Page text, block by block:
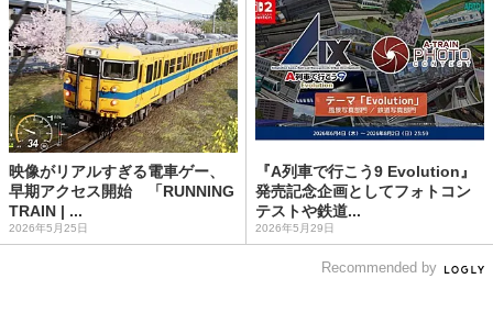
映像がリアルすぎる電車ゲー、
早期アクセス開始 「RUNNING
TRAIN | ...
2026年5月25日
『A列車で行こう9 Evolution』
発売記念企画としてフォトコン
テストや鉄道...
2026年5月29日
Recommended by